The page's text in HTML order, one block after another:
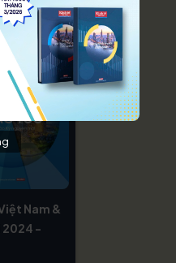
Nam &
2024 -